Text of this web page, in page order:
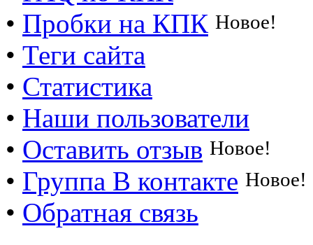
• Пробки на КПК Новое!
• Теги сайта
• Статистика
• Наши пользователи
• Оставить отзыв Новое!
• Группа В контакте Новое!
• Обратная связь